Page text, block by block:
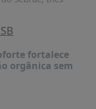
fortalece
orgânica sem